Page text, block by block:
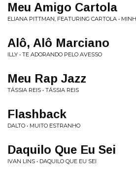
Meu Amigo Cartola
ELIANA PITTMAN, FEATURING CARTOLA •
Alô, Alô Marciano
ILLY • TE ADORANDO PELO AVESSO
Meu Rap Jazz
TÁSSIA REIS • TÁSSIA REIS
Flashback
DALTO • MUITO ESTRANHO
Daquilo Que Eu Sei
IVAN LINS • DAQUILO QUE EU SEI